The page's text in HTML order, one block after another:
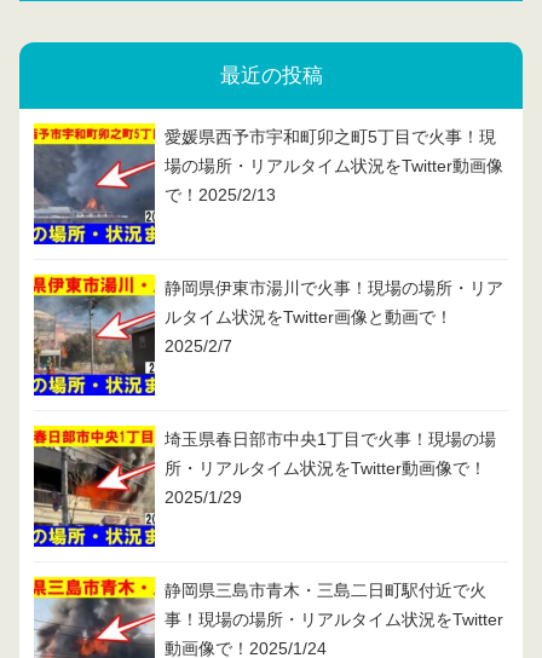
最近の投稿
愛媛県西予市宇和町卯之町5丁目で火事！現
場の場所・リアルタイム状況をTwitter動画像
で！2025/2/13
静岡県伊東市湯川で火事！現場の場所・リア
ルタイム状況をTwitter画像と動画で！
2025/2/7
埼玉県春日部市中央1丁目で火事！現場の場
所・リアルタイム状況をTwitter動画像で！
2025/1/29
静岡県三島市青木・三島二日町駅付近で火
事！現場の場所・リアルタイム状況をTwitter
動画像で！2025/1/24